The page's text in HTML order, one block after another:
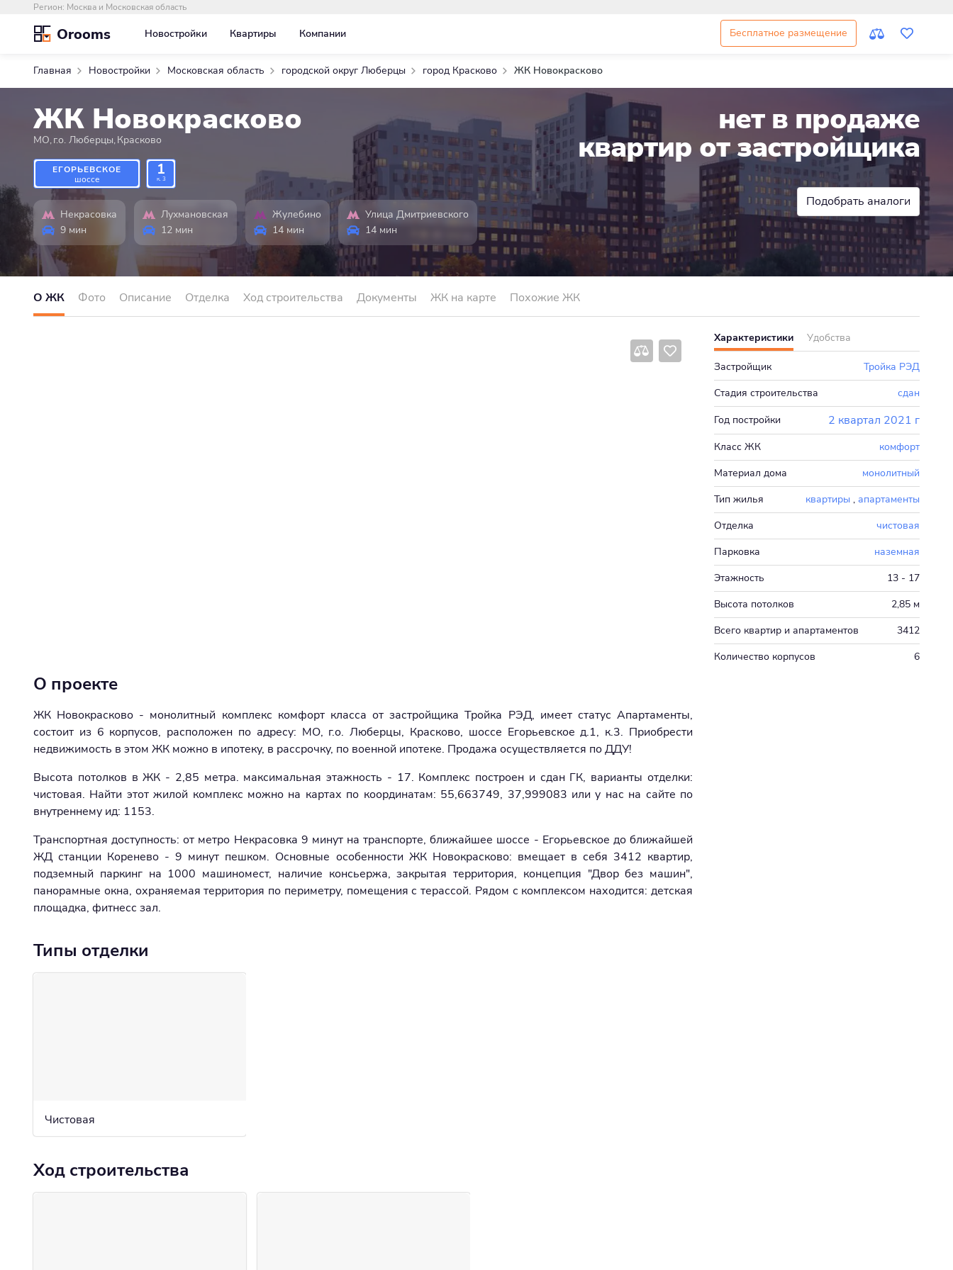
Регион: Москва и Московская область
Orooms Новостройки Квартиры Компании Бесплатное размещение
Главная Новостройки Московская область городской округ Люберцы город Красково ЖК Новокрасково
ЖК Новокрасково
МО,г.о. Люберцы,Красково
ЕГОРЬЕВСКОЕ
шоссе
1
к. 3
Некрасовка
9 мин
Лухмановская
12 мин
Жулебино
14 мин
Улица Дмитриевского
14 мин
нет в продаже
квартир от застройщика
Подобрать аналоги
О ЖК Фото Описание Отделка Ход строительства Документы ЖК на карте Похожие ЖК
Характеристики Удобства
Застройщик
Тройка РЭД
Стадия строительства
сдан
Год постройки
2 квартал 2021 г
Класс ЖК
комфорт
Материал дома
монолитный
Тип жилья
квартиры , апартаменты
Отделка
чистовая
Парковка
наземная
Этажность
13 - 17
Высота потолков
2,85 м
Всего квартир и апартаментов
3412
Количество корпусов
6
О проекте
ЖК Новокрасково - монолитный комплекс комфорт класса от застройщика Тройка РЭД, имеет статус Апартаменты,
состоит из 6 корпусов, расположен по адресу: МО, г.о. Люберцы, Красково, шоссе Егорьевское д.1, к.3. Приобрести
недвижимость в этом ЖК можно в ипотеку, в рассрочку, по военной ипотеке. Продажа осуществляется по ДДУ!
Высота потолков в ЖК - 2,85 метра. максимальная этажность - 17. Комплекс построен и сдан ГК, варианты отделки:
чистовая. Найти этот жилой комплекс можно на картах по координатам: 55,663749, 37,999083 или у нас на сайте по
внутреннему ид: 1153.
Транспортная доступность: от метро Некрасовка 9 минут на транспорте, ближайшее шоссе - Егорьевское до ближайшей
ЖД станции Коренево - 9 минут пешком. Основные особенности ЖК Новокрасково: вмещает в себя 3412 квартир,
подземный паркинг на 1000 машиномест, наличие консьержа, закрытая территория, концепция "Двор без машин",
панорамные окна, охраняемая территория по периметру, помещения с терассой. Рядом с комплексом находится: детская
площадка, фитнесс зал.
Типы отделки
Чистовая
Ход строительства